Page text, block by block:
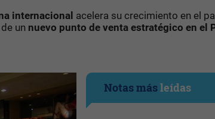
internacional acelera su crecimiento en el
un nuevo punto de venta estratégico en el
Notas másleídas